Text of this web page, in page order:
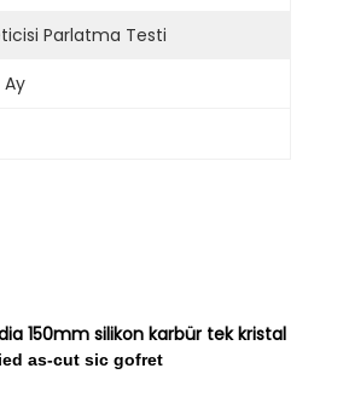
Parlatma Testi
150mm silikon karbür tek kristal
as-cut sic gofret